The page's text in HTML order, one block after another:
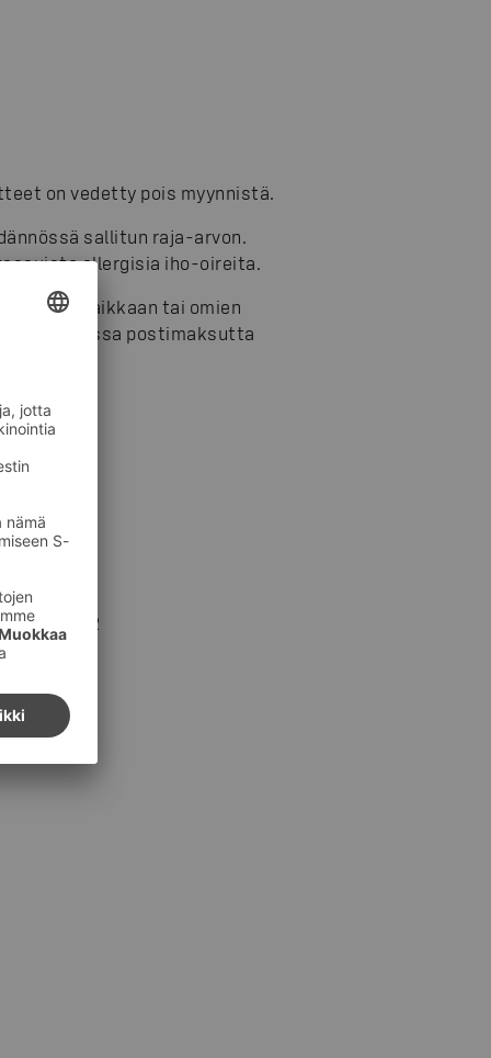
on vedetty pois myynnistä.
sallitun raja-arvon.
allergisia iho-oireita.
ostopaikkaan tai omien
nimi) kanssa postimaksutta
97322